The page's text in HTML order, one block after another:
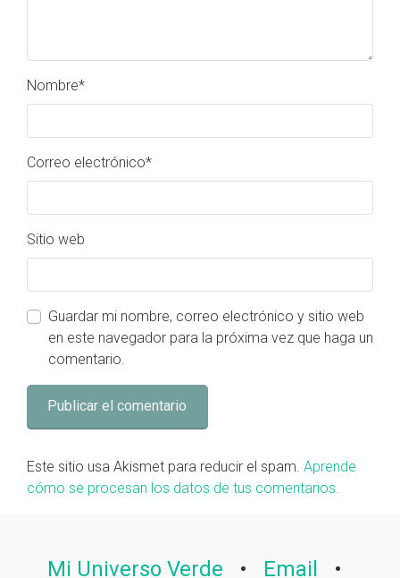
Nombre*
Correo electrónico*
Sitio web
Guardar mi nombre, correo electrónico y sitio web
en este navegador para la próxima vez que haga un
comentario.
Este sitio usa Akismet para reducir el spam. Aprende
cómo se procesan los datos de tus comentarios.
Mi Universo Verde • Email •